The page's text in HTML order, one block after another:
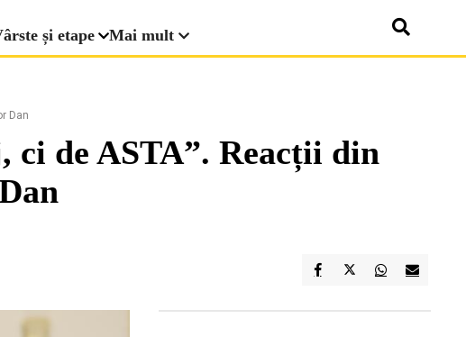
și etape Mai mult
Dan
ci de ASTA”. Reacții din